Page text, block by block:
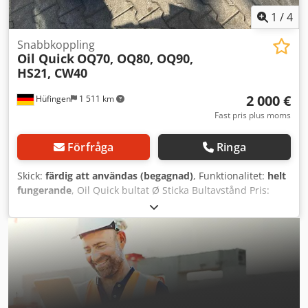
Marius Herden för mer information.
1 /4
Hüfingen 1 511 km
Snabbkoppling
Oil Quick OQ70, OQ80, OQ90,
HS21, CW40
2 000 €
Fast pris plus moms
Förfråga Ringa
Skick: färdig att användas (begagnad), Funktionalitet: helt
fungerande, Oil Quick bultat Ø Sticka Bultavstånd Pris:
OQ70 60/60 280 330 3 000,00 € OQ80 90/90 345 510 3
500,00 € OQ80 90/90 353 515 3 500,00 € QO80 90/90 355
510 3 500,00 € OQ80 100/90 387 530 3 500,00 € OQ80
100/100 420 610 3 500,00 € OQ80 90/90 350 510 3 500,00 €
OQ80 90/90 350 500 3 500,00 € OQ80 90/90 350 510 3
500,00 € OQ80 80/80 310 475 3 500,00 € OQ90 110/100 440
595 18 000,00 € OQ90 utan infästning 15 000,00 € OQ90